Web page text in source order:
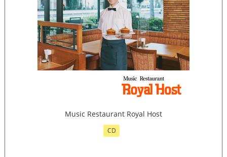
Music Restaurant Royal Host
CD